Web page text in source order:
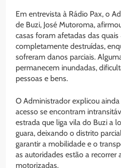
Em entrevista à Rádio Pax, o
de Buzi, José Mutoroma,
casas foram afetadas das
completamente destruídas,
sofreram danos parciais.
permanecem inundadas,
pessoas e bens.
O Administrador explicou ainda
acesso se encontram
estrada que liga vila do Buzi a
guara, deixando o distrito
garantir a mobilidade e o
as autoridades estão a recorrer
motorizadas.